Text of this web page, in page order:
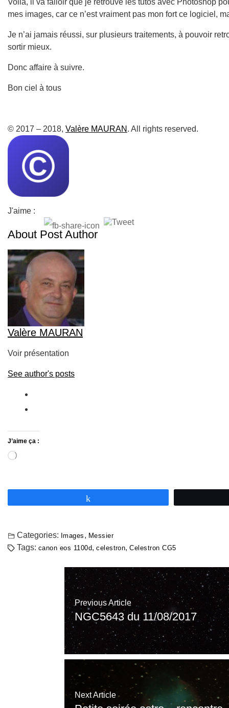
mes images, car ce n’est vraiment pas mon fort ce logiciel,
Je n’ai jamais réussi, sur plusieurs traitements, à pouvoir
sortir mieux.
Donc affaire à suivre.
Bon ciel à tous
© 2017 – 2018, Valère MAURAN . All rights reserved.
J'aime :
About Post Author
Valère MAURAN
Voir présentation
See author's posts
J’aime ça :
Categories: Images , Messier
Tags: canon eos 1100d,celestron,Celestron CG5
Previous Article
NGC5643 du 11/08/2017
Next Article